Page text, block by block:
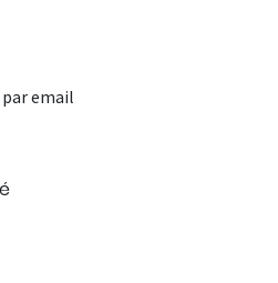
email